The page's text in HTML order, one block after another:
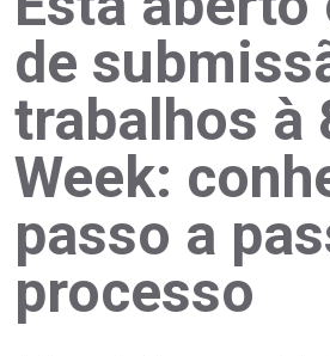
de
trabalhos à
Week:
passo a
processo